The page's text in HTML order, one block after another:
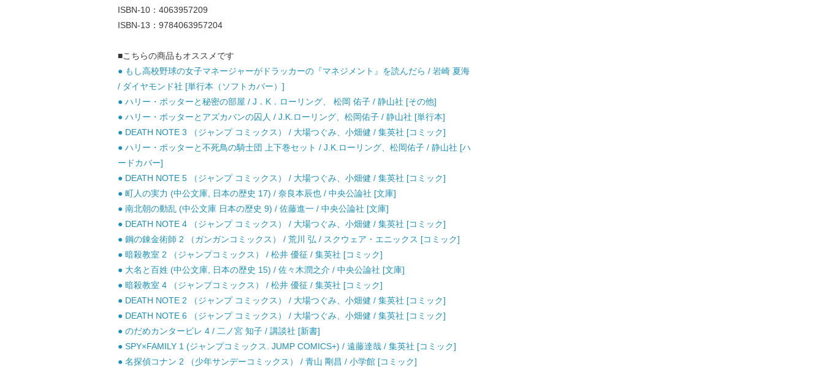
ISBN-10：4063957209
ISBN-13：9784063957204
■こちらの商品もオススメです
● もし高校野球の女子マネージャーがドラッカーの『マネジメント』を読んだら / 岩崎 夏海
/ ダイヤモンド社 [単行本（ソフトカバー）]
● ハリー・ポッターと秘密の部屋 / J．K．ローリング、 松岡 佑子 / 静山社 [その他]
● ハリー・ポッターとアズカバンの囚人 / J.K.ローリング、松岡佑子 / 静山社 [単行本]
● DEATH NOTE 3 （ジャンプ コミックス） / 大場つぐみ、小畑健 / 集英社 [コミック]
● ハリー・ポッターと不死鳥の騎士団 上下巻セット / J.K.ローリング、松岡佑子 / 静山社 [ハ
ードカバー]
● DEATH NOTE 5 （ジャンプ コミックス） / 大場つぐみ、小畑健 / 集英社 [コミック]
● 町人の実力 (中公文庫, 日本の歴史 17) / 奈良本辰也 / 中央公論社 [文庫]
● 南北朝の動乱 (中公文庫 日本の歴史 9) / 佐藤進一 / 中央公論社 [文庫]
● DEATH NOTE 4 （ジャンプ コミックス） / 大場つぐみ、小畑健 / 集英社 [コミック]
● 鋼の錬金術師 2 （ガンガンコミックス） / 荒川 弘 / スクウェア・エニックス [コミック]
● 暗殺教室 2 （ジャンプコミックス） / 松井 優征 / 集英社 [コミック]
● 大名と百姓 (中公文庫, 日本の歴史 15) / 佐々木潤之介 / 中央公論社 [文庫]
● 暗殺教室 4 （ジャンプコミックス） / 松井 優征 / 集英社 [コミック]
● DEATH NOTE 2 （ジャンプ コミックス） / 大場つぐみ、小畑健 / 集英社 [コミック]
● DEATH NOTE 6 （ジャンプ コミックス） / 大場つぐみ、小畑健 / 集英社 [コミック]
● のだめカンタービレ 4 / 二ノ宮 知子 / 講談社 [新書]
● SPY×FAMILY 1 (ジャンプコミックス. JUMP COMICS+) / 遠藤達哉 / 集英社 [コミック]
● 名探偵コナン 2 （少年サンデーコミックス） / 青山 剛昌 / 小学館 [コミック]